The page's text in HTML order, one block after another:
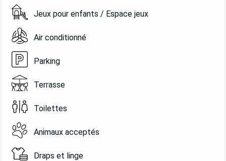
Jeux pour enfants / Espace jeux
Air conditionné
Parking
Terrasse
Toilettes
Animaux acceptés
Draps et linge